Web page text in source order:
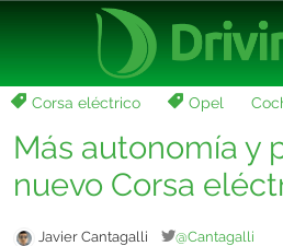
Corsa eléctrico Opel
Más autonomía y
nuevo Corsa
Javier Cantagalli
@Cantagalli